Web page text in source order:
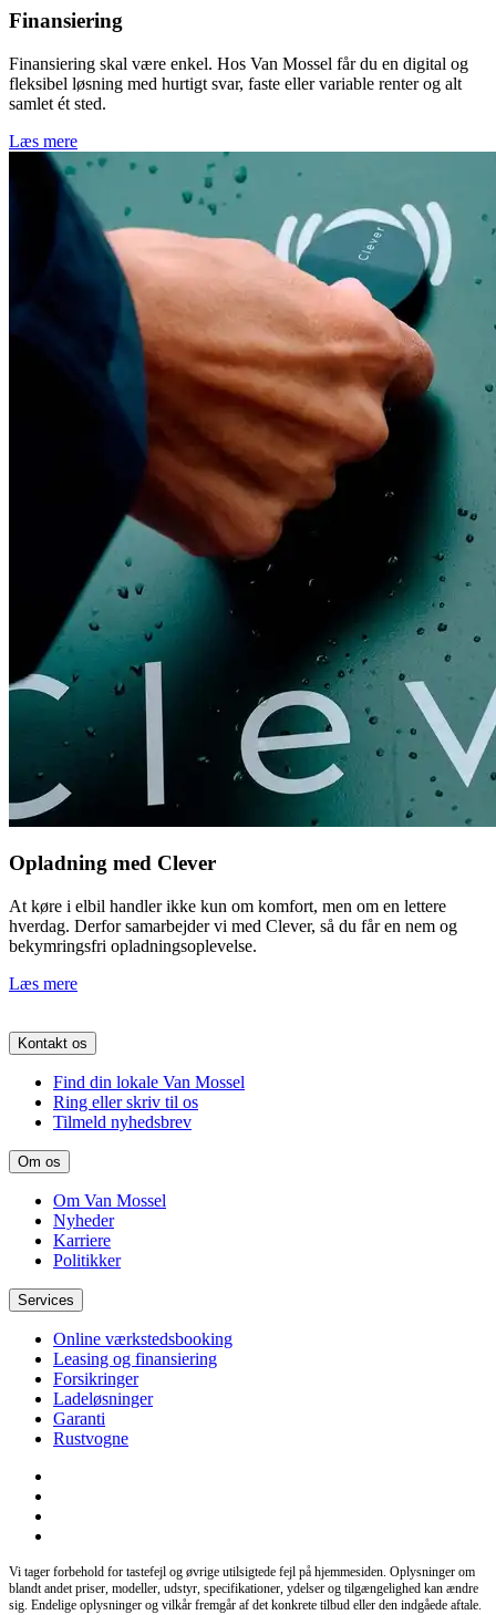
Finansiering
Finansiering skal være enkel. Hos Van Mossel får du en digital og
fleksibel løsning med hurtigt svar, faste eller variable renter og alt
samlet ét sted.
Læs mere
Opladning med Clever
At køre i elbil handler ikke kun om komfort, men om en lettere
hverdag. Derfor samarbejder vi med Clever, så du får en nem og
bekymringsfri opladningsoplevelse.
Læs mere
Kontakt os
Find din lokale Van Mossel
Ring eller skriv til os
Tilmeld nyhedsbrev
Om os
Om Van Mossel
Nyheder
Karriere
Politikker
Services
Online værkstedsbooking
Leasing og finansiering
Forsikringer
Ladeløsninger
Garanti
Rustvogne
Vi tager forbehold for tastefejl og øvrige utilsigtede fejl på hjemmesiden. Oplysninger om
blandt andet priser, modeller, udstyr, specifikationer, ydelser og tilgængelighed kan ændre
sig. Endelige oplysninger og vilkår fremgår af det konkrete tilbud eller den indgåede aftale.